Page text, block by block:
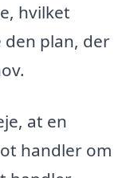
hvilket
plan, der
at en
handler om